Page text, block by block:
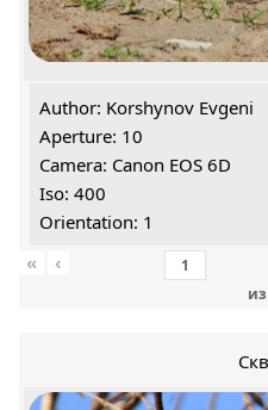
Author: Korshynov Evgeni
Aperture: 10
Camera: Canon EOS 6D
Iso: 400
Orientation: 1
«
‹
из